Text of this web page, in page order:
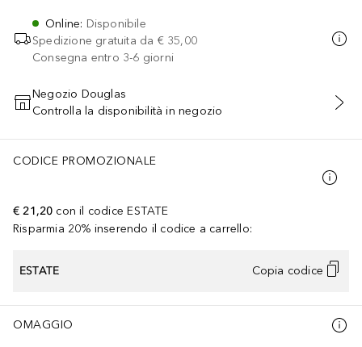
Online: Disponibile
Spedizione gratuita da € 35,00
Consegna entro 3-6 giorni
AGGIUNGI AL CARRELLO
Negozio Douglas
Controlla la disponibilità in negozio
CODICE PROMOZIONALE
€ 21,20 con il codice ESTATE
Risparmia 20% inserendo il codice a carrello:
ESTATE Copia codice
OMAGGIO